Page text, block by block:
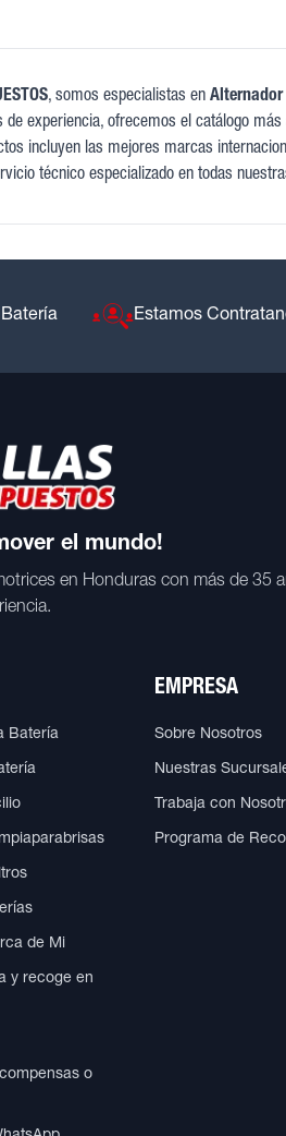
, somos especialistas enAlternador
de experiencia, ofrecemos el catálogo
incluyen las mejores marcas
técnico especializado en todas
Estamos
el mundo!
en Honduras con más de 35
Batería
de Mi
y recoge en
o
EMPRESA
Sobre Nosotros
Nuestras
Trabaja con
Programa de